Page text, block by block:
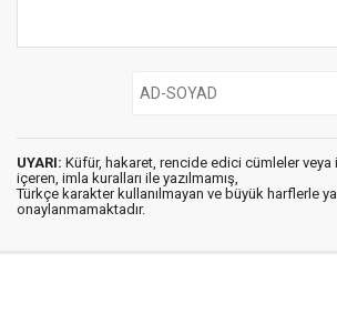
UYARI: Küfür, hakaret, rencide edici cümleler veya
içeren, imla kuralları ile yazılmamış,
Türkçe karakter kullanılmayan ve büyük harflerle
onaylanmamaktadır.